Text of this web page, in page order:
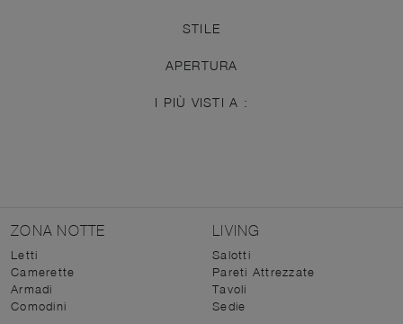
STILE
APERTURA
I PIÙ VISTI A :
ZONA NOTTE
Letti
Camerette
Armadi
Comodini
LIVING
Salotti
Pareti Attrezzate
Tavoli
Sedie